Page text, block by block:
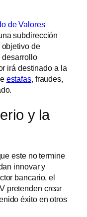
de Valores
subdirección
de
desarrollo
irá destinado a la
estafas, fraudes,
y la
este no termine
innovar y
bancario, el
pretenden crear
éxito en otros